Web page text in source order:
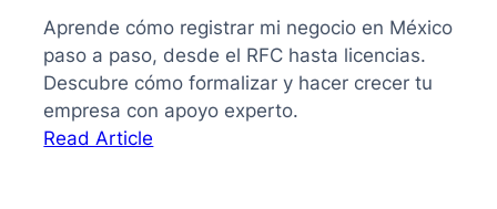
Aprende cómo registrar mi negocio en México
paso a paso, desde el RFC hasta licencias.
Descubre cómo formalizar y hacer crecer tu
empresa con apoyo experto.
Read Article